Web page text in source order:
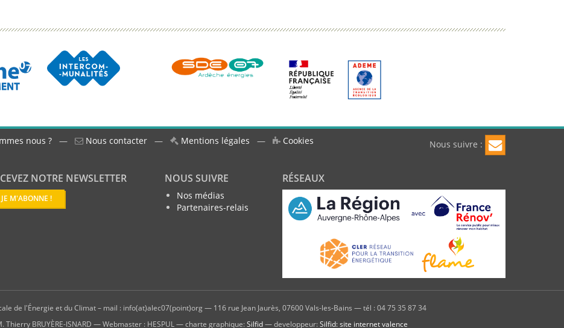
nous ? — Nous contacter — Mentions légales — Cookies Nous suivre :
NOTRE NEWSLETTER
JE M'ABONNE !
NOUS SUIVRE
Nos médias
Partenaires-relais
RÉSEAUX
de l'Énergie et du Climat – mail : info(at)alec07(point)org — 116 rue Jean Jaurès, 07600 Vals-les-Bains — tél : 04 75 35 87 34
Thierry BRUYÈRE-ISNARD — Webmaster : HESPUL — charte graphique:Silfid— developpeur:Silfid: site internet valence